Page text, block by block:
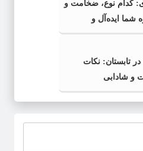
کدام نوع، ضخامت و
شما ایده‌آل و
تابستان: نکات
و شادابی